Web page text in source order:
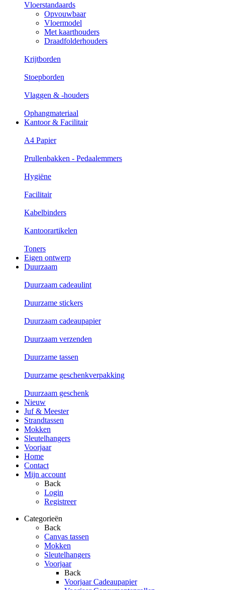
Vloerstandaards
Opvouwbaar
Vloermodel
Met kaarthouders
Draadfolderhouders
Krijtborden
Stoepborden
Vlaggen & -houders
Ophangmateriaal
Kantoor & Facilitair
A4 Papier
Prullenbakken - Pedaalemmers
Hygiëne
Facilitair
Kabelbinders
Kantoorartikelen
Toners
Eigen ontwerp
Duurzaam
Duurzaam cadeaulint
Duurzame stickers
Duurzaam cadeaupapier
Duurzaam verzenden
Duurzame tassen
Duurzame geschenkverpakking
Duurzaam geschenk
Nieuw
Juf & Meester
Strandtassen
Mokken
Sleutelhangers
Voorjaar
Home
Contact
Mijn account
Back
Login
Registreer
Categorieën
Back
Canvas tassen
Mokken
Sleutelhangers
Voorjaar
Back
Voorjaar Cadeaupapier